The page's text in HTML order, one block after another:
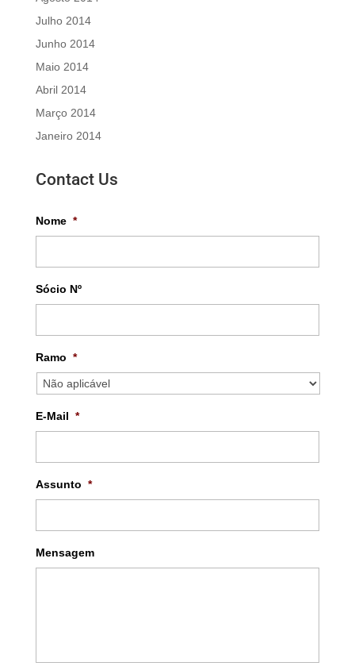
Julho 2014
Junho 2014
Maio 2014
Abril 2014
Março 2014
Janeiro 2014
Contact Us
Nome *
Sócio Nº
Ramo *
E-Mail *
Assunto *
Mensagem